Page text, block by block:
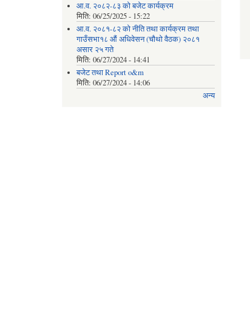
आ.व. २०८२-८३ को बजेट कार्यक्रम
मिति: 06/25/2025 - 15:22
आ.व. २०८१-८२ को नीति तथा कार्यक्रम तथा
गाउँसभा१८ औं अधिवेसन (चौथो वैठक) २०८१
असार २५ गते
मिति: 06/27/2024 - 14:41
बजेट तथा Report o&m
मिति: 06/27/2024 - 14:06
अन्य